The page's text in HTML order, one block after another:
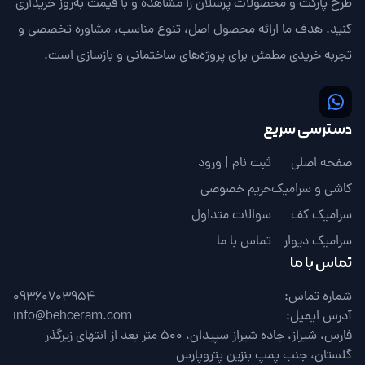
طرح پارکت و محصولات پرسلان را مشاهده و با قیمت به‌روز خریداری
کنید. هدف ما ارائه محصول اصل، تنوع مناسب، مشاوره تخصصی و
تجربه خریدی مطمئن برای پروژه‌های ساختمانی و بازسازی است.
دسترسی سریع
صفحه اصلی
کاشی و سرامیک
سرامیک کف
سرامیک دیوار
ثبت نام | ورود
حریم خصوصی
سوالات متداول
تماس با ما
تماس با ما
شماره تماس:
09360703954
آدرس ایمیل:
info@behceram.com
فارس، شیراز، جاده شیراز سپیدان، 500 متر بعد از انتهای زیرگذر
گلستان، جنب پمپ بنزین پتروپارس